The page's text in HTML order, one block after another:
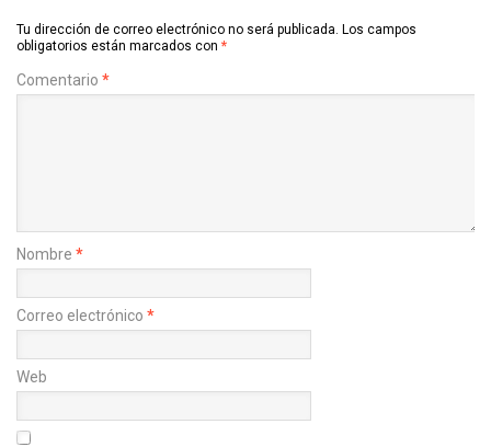
Tu dirección de correo electrónico no será publicada. Los campos
obligatorios están marcados con *
Comentario *
Nombre *
Correo electrónico *
Web